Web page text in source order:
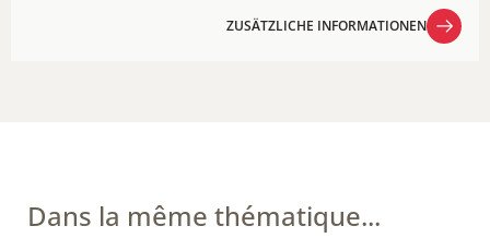
ZUSÄTZLICHE INFORMATIONEN
Dans la même thématique...